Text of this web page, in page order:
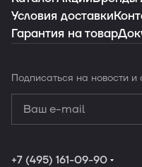
Условия доставки
Гарантия на товар
Подписаться на новости и
конфиденциальности
персональных данных
+7 (495) 161-09-90